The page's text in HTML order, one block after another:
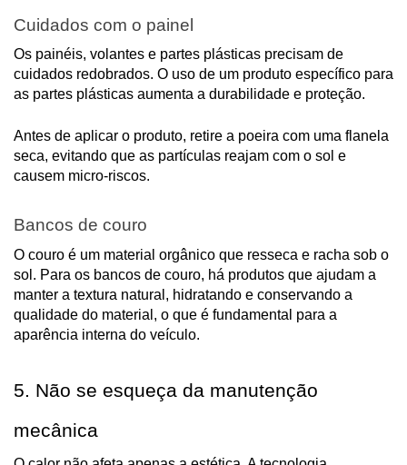
Cuidados com o painel
Os painéis, volantes e partes plásticas precisam de
cuidados redobrados. O uso de um produto específico para
as partes plásticas aumenta a durabilidade e proteção.
Antes de aplicar o produto, retire a poeira com uma flanela
seca, evitando que as partículas reajam com o sol e
causem micro-riscos.
Bancos de couro
O couro é um material orgânico que resseca e racha sob o
sol. Para os bancos de couro, há produtos que ajudam a
manter a textura natural, hidratando e conservando a
qualidade do material, o que é fundamental para a
aparência interna do veículo.
5. Não se esqueça da manutenção
mecânica